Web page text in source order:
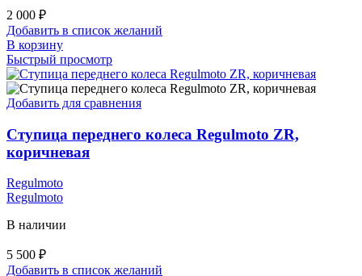
2 000 ₽
Добавить в список желаний
В корзину
Быстрый просмотр
Добавить для сравнения
Ступица переднего колеса Regulmoto ZR,
коричневая
Regulmoto
Regulmoto
В наличии
5 500 ₽
Добавить в список желаний